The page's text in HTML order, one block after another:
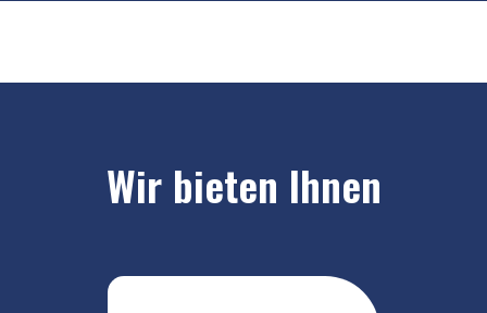
Wir bieten Ihnen